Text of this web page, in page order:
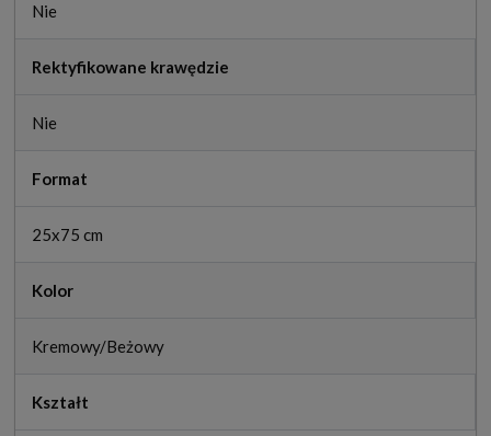
Nie
Rektyfikowane krawędzie
Nie
Format
25x75 cm
Kolor
Kremowy/Beżowy
Kształt